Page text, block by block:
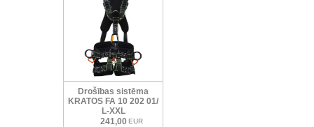
Drošības sistēma
KRATOS FA 10 202 01/
L-XXL
241,00 EUR